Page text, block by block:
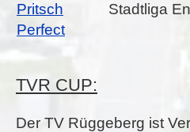
Pritsch
Perfect
Stadtliga
TVR CUP:
Der TV Rüggeberg ist